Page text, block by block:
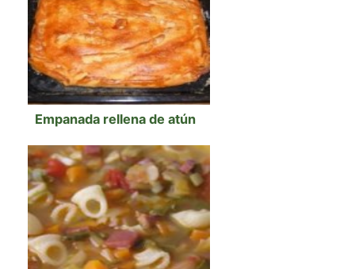
Empanada rellena de atún